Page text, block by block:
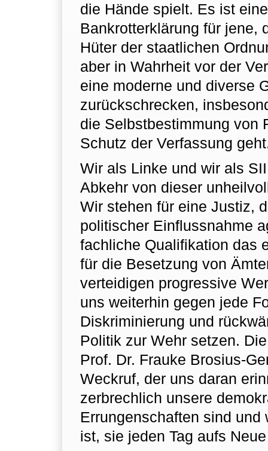
die Hände spielt. Es ist eine
Bankrotterklärung für jene,
Hüter der staatlichen
aber in Wahrheit vor der
eine moderne und diverse
zurückschrecken,
die Selbstbestimmung von
Schutz der Verfassung
Wir als Linke und wir als
Abkehr von dieser
Wir stehen für eine Justiz,
politischer Einflussnahme
fachliche Qualifikation das
für die Besetzung von
verteidigen progressive
uns weiterhin gegen jede
Diskriminierung und
Politik zur Wehr setzen.
Prof. Dr. Frauke Brosius-
Weckruf, der uns daran
zerbrechlich unsere
Errungenschaften sind und
ist, sie jeden Tag aufs